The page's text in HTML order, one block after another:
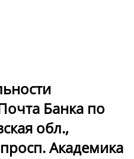
Банка по
обл.,
Академика